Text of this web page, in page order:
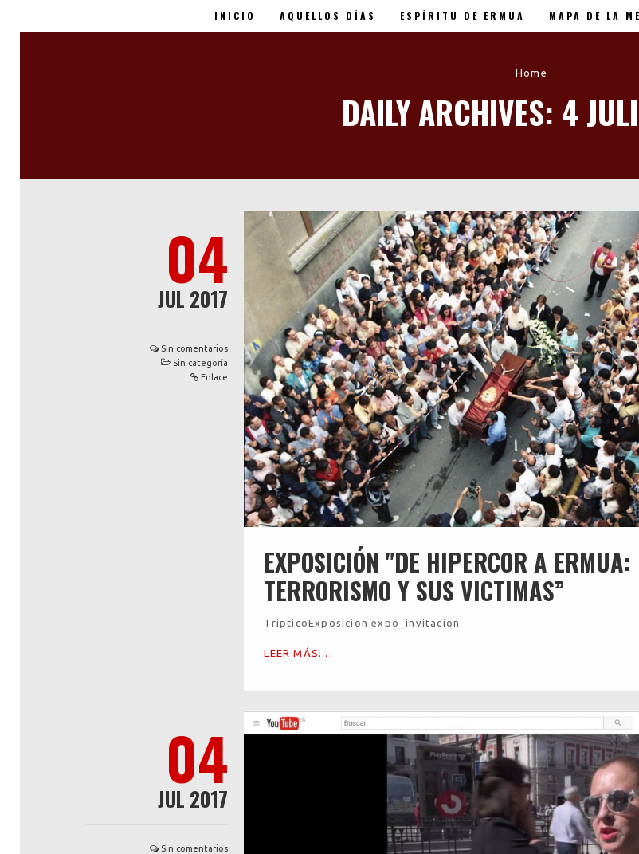
INICIO AQUELLOS DÍAS ESPÍRITU DE ERMUA MAPA DE LA
Miguel Ángel Blanco - XX Aniversario
Home
DAILY ARCHIVES: 4
04
JUL 2017
Sin comentarios
Sin categoría
Enlace
EXPOSICIÓN "DE HIPERCOR A ERMUA:
TERRORISMO Y SUS VICTIMAS”
TripticoExposicion expo_invitacion
LEER MÁS...
04
JUL 2017
Sin comentarios